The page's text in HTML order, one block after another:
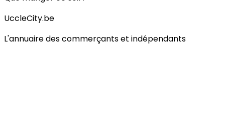
UccleCity.be
L'annuaire des commerçants et indépendants